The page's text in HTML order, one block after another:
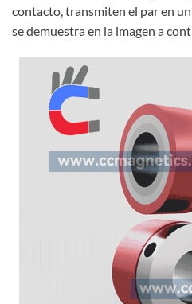
contacto, transmiten el par en
se demuestra en la imagen a